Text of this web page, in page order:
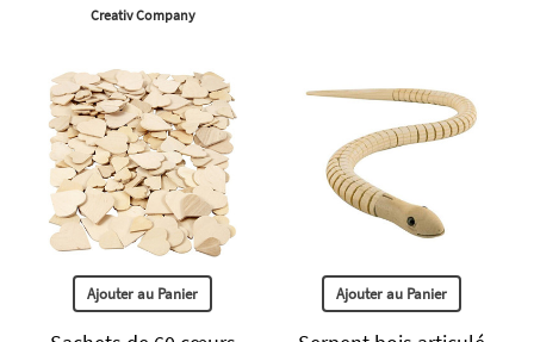
Creativ Company
Ajouter au Panier Ajouter au Panier